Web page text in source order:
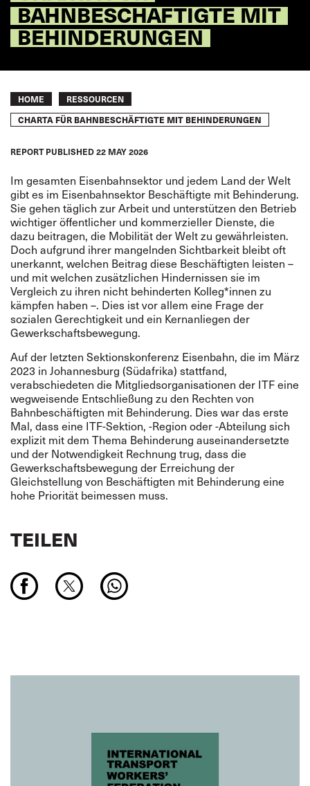
BAHNBESCHÄFTIGTE MIT
BEHINDERUNGEN
Breadcrumb
HOME RESSOURCEN
CHARTA FÜR BAHNBESCHÄFTIGTE MIT BEHINDERUNGEN
REPORT PUBLISHED22 MAY 2026
Im gesamten Eisenbahnsektor und jedem Land der Welt
gibt es im Eisenbahnsektor Beschäf­tigte mit Behinderung.
Sie gehen täglich zur Arbeit und unterstützen den Betrieb
wichtiger öf­fentlicher und kommerzieller Dienste, die
dazu beitragen, die Mobilität der Welt zu gewährleis­ten.
Doch aufgrund ihrer mangelnden Sichtbarkeit bleibt oft
unerkannt, welchen Beitrag diese Beschäftigten leisten –
und mit welchen zusätzlichen Hindernissen sie im
Vergleich zu ihren nicht behinderten Kolleg*innen zu
kämpfen haben –. Dies ist vor allem eine Frage der
sozialen Gerechtigkeit und ein Kernanliegen der
Gewerkschaftsbewegung.
Auf der letzten Sektionskonferenz Eisenbahn, die im März
2023 in Johannesburg (Südafrika) stattfand,
verabschiedeten die Mitgliedsorganisationen der ITF eine
wegweisende Entschlie­ßung zu den Rechten von
Bahnbeschäftigten mit Behinderung. Dies war das erste
Mal, dass eine ITF-Sektion, -Region oder -Abteilung sich
explizit mit dem Thema Behinderung auseinan­dersetzte
und der Notwendigkeit Rechnung trug, dass die
Gewerkschaftsbewegung der Errei­chung der
Gleichstellung von Beschäftigten mit Behinderung eine
hohe Priorität beimessen muss.
TEILEN